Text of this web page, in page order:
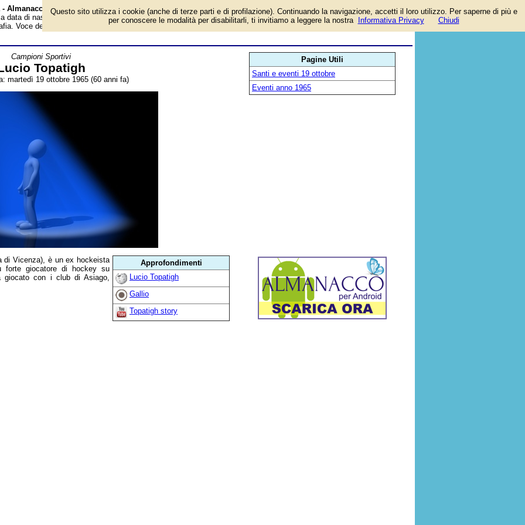
Almanacco
data di nascita, età, dove è nato, cosa ha fatto Lucio Topatigh, ex hockeista
Voce dell'Almanacco.
Campioni Sportivi
Topatigh
martedì 19 ottobre 1965 (60 anni fa)
Approfondimenti
Lucio Topatigh
Gallio
Topatigh story
di Vicenza), è un ex hockeista
forte giocatore di hockey su
giocato con i club di Asiago,
Pagine Utili
Santi e eventi 19 ottobre
Eventi anno 1965
Questo sito utilizza i cookie (anche di terze parti e di profilazione). Continuando la navigazione, accetti il loro utilizzo. Per saperne di più e
per conoscere le modalità per disabilitarli, ti invitiamo a leggere la nostra
Informativa Privacy Chiudi